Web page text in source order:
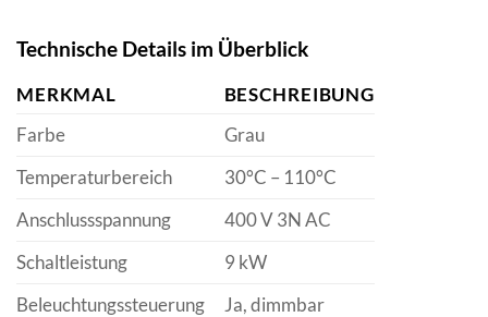
Technische Details im Überblick
MERKMAL
BESCHREIBUNG
Farbe
Grau
Temperaturbereich
30°C – 110°C
Anschlussspannung
400 V 3N AC
Schaltleistung
9 kW
Beleuchtungssteuerung
Ja, dimmbar